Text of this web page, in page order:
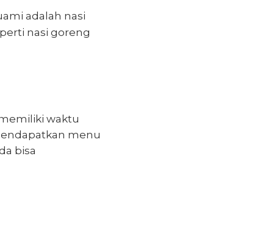
adalah nasi
nasi goreng
waktu
menu
bisa